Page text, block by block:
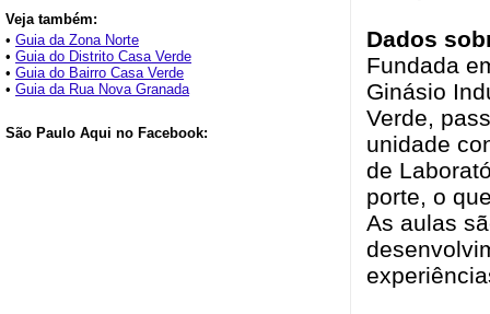
Veja também:
• Guia da Zona Norte
• Guia do Distrito Casa Verde
• Guia do Bairro Casa Verde
• Guia da Rua Nova Granada
São Paulo Aqui no Facebook:
Dados
Fundada
Ginásio
Verde,
unidade
de
porte, o
As aulas